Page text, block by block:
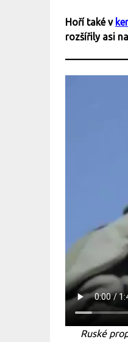
Hoří také v
rozšířily asi
Ruské